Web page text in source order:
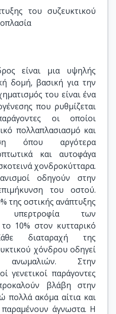
του συζευκτικού
είναι μια υψηλής
δομή, βασική για την
του είναι ένα
που ρυθμίζεται
οι οποίοι
πολλαπλασιασμό και
όπου αργότερα
και αυτοφάγα
χονδροκύτταρα.
οδηγούν στην
του οστού.
της οστικής ανάπτυξης
υπερτροφία των
10% στον κυτταρικό
διαταραχή της
χόνδρου οδηγεί
Στην
γενετικοί παράγοντες
βλάβη στην
πολλά ακόμα αίτια και
άγνωστα. Η